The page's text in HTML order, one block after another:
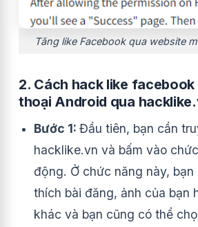
Tăng like Facebook qua website
2. Cách hack like
thoại Android qua
Bước 1: Đầu tiên, bạn cần
hacklike.vn và bấm vào
động. Ở chức năng này,
thích bài đăng, ảnh của bạn
khác và bạn cũng có thể